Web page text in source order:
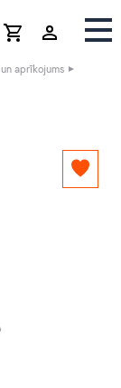
Grozs Izlase
aprīkojums